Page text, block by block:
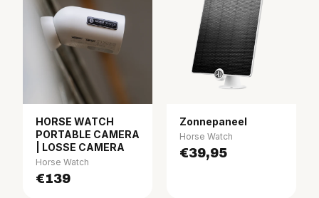
HORSE WATCH
PORTABLE CAMERA
| LOSSE CAMERA
Horse Watch
€139
Zonnepaneel
Horse Watch
€39,95